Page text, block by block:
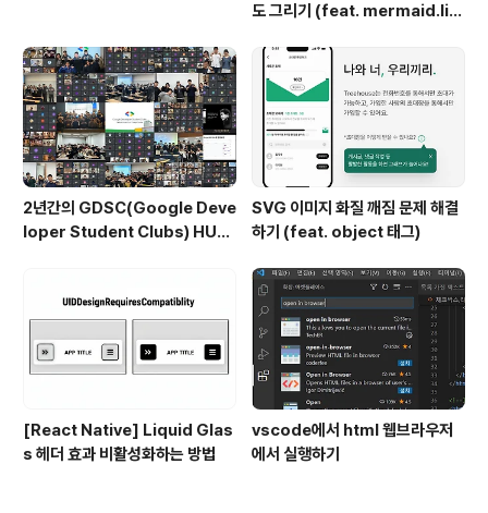
도 그리기 (feat. mermaid.liv
2년간의 GDSC(Google Deve
loper Student Clubs) HUF
SVG 이미지 화질 깨짐 문제 해결
하기 (feat. object 태그)
[React Native] Liquid Glas
s 헤더 효과 비활성화하는 방법
vscode에서 html 웹브라우저
에서 실행하기